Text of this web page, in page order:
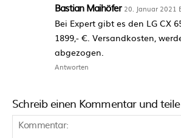
Bastian Maihöfer 20. Januar 2021
Bei Expert gibt es den LG CX
1899,- €. Versandkosten,
abgezogen.
Antworten
Schreib einen Kommentar und